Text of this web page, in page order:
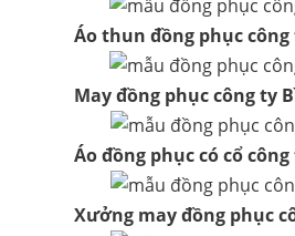
Áo thun đồng phục công
May đồng phục công ty
Áo đồng phục có cổ công
Xưởng may đồng phục